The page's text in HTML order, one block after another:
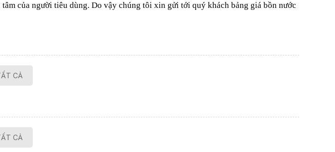
của người tiêu dùng. Do vậy chúng tôi xin gửi tới quý khách bảng giá bồn nước
CẢ
CẢ